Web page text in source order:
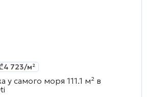
4 723/м²
у самого моря 111.1 м² в